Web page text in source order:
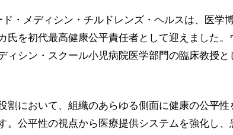
ド・メディシン・チルドレンズ・ヘルスは、医学
氏を初代最高健康公平責任者として迎えました。
ィシン・スクール小児病院医学部門の臨床教授と
割において、組織のあらゆる側面に健康の公平性
。公平性の視点から医療提供システムを強化し、